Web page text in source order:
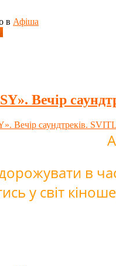
в Афіша
Вечір
в
у світ